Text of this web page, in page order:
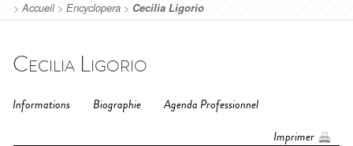
>Accueil> Encyclopera > Cecilia Ligorio
Cecilia Ligorio
Informations Biographie
Agenda Professionnel
Imprimer